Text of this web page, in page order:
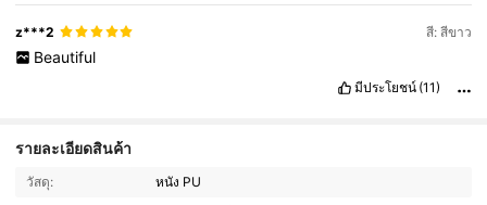
z***2 สี: สีขาว
Beautiful
มีประโยชน์ (11)
รายละเอียดสินค้า
วัสดุ: หนัง PU
4.90